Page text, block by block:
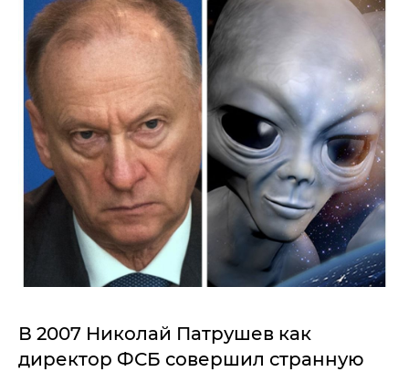
В 2007 Николай Патрушев как
директор ФСБ совершил странную